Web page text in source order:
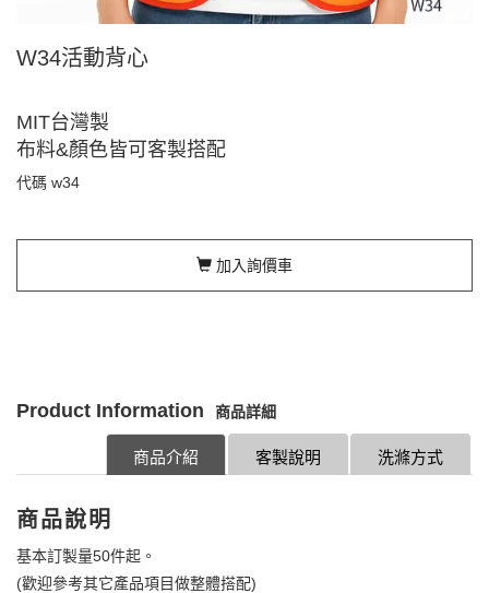
W34活動背心
MIT台灣製
布料&顏色皆可客製搭配
代碼 w34
加入詢價車
Product Information 商品詳細
洗滌方式
客製說明
商品介紹
商品說明
基本訂製量50件起。
(歡迎參考其它產品項目做整體搭配)